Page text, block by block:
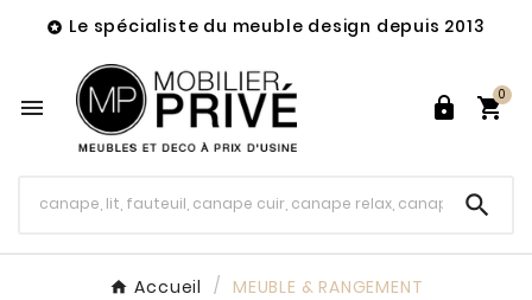
 Le spécialiste du meuble design depuis 2013
  
0

Accueil MEUBLE & RANGEMENT